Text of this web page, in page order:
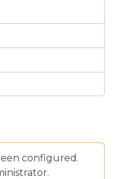
configured.